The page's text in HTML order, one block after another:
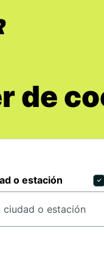
de
o estación